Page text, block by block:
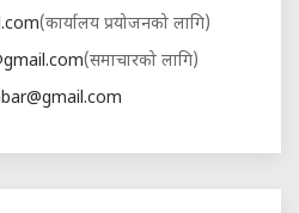
(कार्यालय प्रयोजनको लागि)
(समाचारको लागि)